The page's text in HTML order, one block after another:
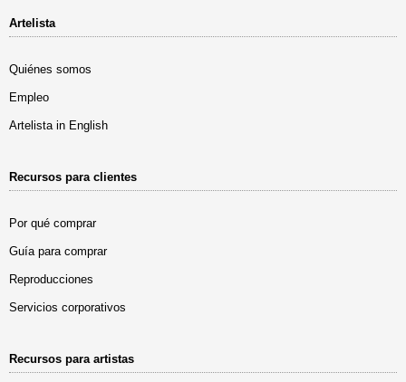
Artelista
Quiénes somos
Empleo
Artelista in English
Recursos para clientes
Por qué comprar
Guía para comprar
Reproducciones
Servicios corporativos
Recursos para artistas